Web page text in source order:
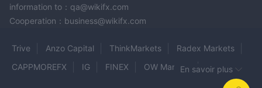
information to：qa@wikifx.com
Cooperation：business@wikifx.com
Trive Anzo Capital ThinkMarkets
Radex Markets
CAPPMOREFX
IG FINEX
OW MarketsEn savoir plus